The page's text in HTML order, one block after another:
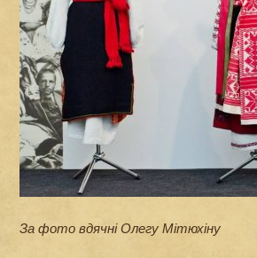
За фото вдячні Олегу Мітюхіну